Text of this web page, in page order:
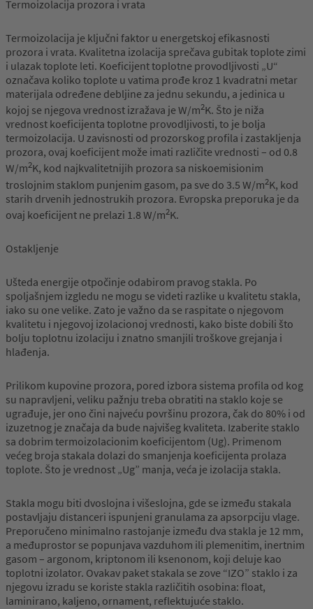
Termoizolacija prozora i vrata
Termoizolacija je ključni faktor u energetskoj efikasnosti
prozora i vrata. Kvalitetna izolacija sprečava gubitak toplote zimi
i ulazak toplote leti. Koeficijent toplotne provodljivosti „U“
označava koliko toplote u vatima prođe kroz 1 kvadratni metar
materijala određene debljine za jednu sekundu, a jedinica u
kojoj se njegova vrednost izražava je W/m2K. Što je niža
vrednost koeficijenta toplotne provodljivosti, to je bolja
termoizolacija. U zavisnosti od prozorskog profila i zastakljenja
prozora, ovaj koeficijent može imati različite vrednosti – od 0.8
W/m2K, kod najkvalitetnijih prozora sa niskoemisionim
troslojnim staklom punjenim gasom, pa sve do 3.5 W/m2K, kod
starih drvenih jednostrukih prozora. Evropska preporuka je da
ovaj koeficijent ne prelazi 1.8 W/m2K.
Ostakljenje
Ušteda energije otpočinje odabirom pravog stakla. Po
spoljašnjem izgledu ne mogu se videti razlike u kvalitetu stakla,
iako su one velike. Zato je važno da se raspitate o njegovom
kvalitetu i njegovoj izolacionoj vrednosti, kako biste dobili što
bolju toplotnu izolaciju i znatno smanjili troškove grejanja i
hlađenja.
Prilikom kupovine prozora, pored izbora sistema profila od kog
su napravljeni, veliku pažnju treba obratiti na staklo koje se
ugrađuje, jer ono čini najveću površinu prozora, čak do 80% i od
izuzetnog je značaja da bude najvišeg kvaliteta. Izaberite staklo
sa dobrim termoizolacionim koeficijentom (Ug). Primenom
većeg broja stakala dolazi do smanjenja koeficijenta prolaza
toplote. Što je vrednost „Ug” manja, veća je izolacija stakla.
Stakla mogu biti dvoslojna i višeslojna, gde se između stakala
postavljaju distanceri ispunjeni granulama za apsorpciju vlage.
Preporučeno minimalno rastojanje između dva stakla je 12 mm,
a međuprostor se popunjava vazduhom ili plemenitim, inertnim
gasom – argonom, kriptonom ili ksenonom, koji deluje kao
toplotni izolator. Ovakav paket stakala se zove “IZO” staklo i za
njegovu izradu se koriste stakla različitih osobina: float,
laminirano, kaljeno, ornament, reflektujuće staklo.